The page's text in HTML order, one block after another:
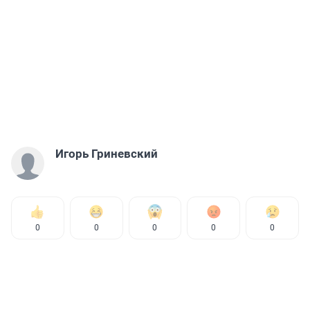
Игорь Гриневский
0 0 0 0 0